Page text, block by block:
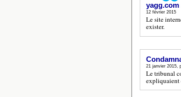
12 février 2015
Le site
exister.
21 janvier 2015,
Le tribunal
expliquaient